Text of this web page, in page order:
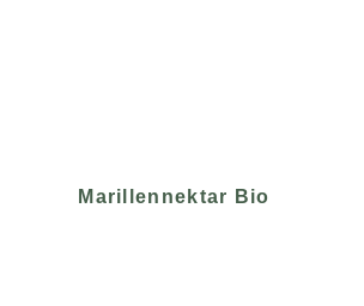
Marillennektar Bio